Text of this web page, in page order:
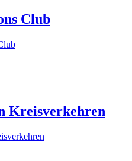
Club
Kreisverkehren